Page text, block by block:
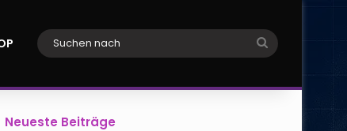
Suchen
Neueste Beiträge